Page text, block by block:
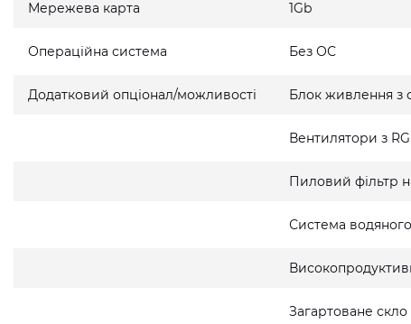
Мережева карта 1Gb
Операційна система Без ОС
Додатковий опціонал/можливості Блок живлення з
Вентилятори з
Пиловий фільтр
Система
Загартоване скло